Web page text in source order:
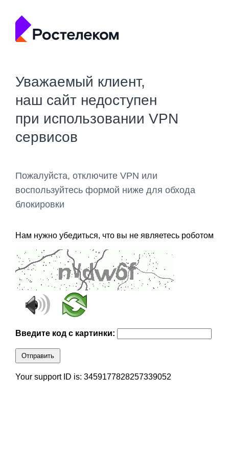
Уважаемый клиент,
наш сайт недоступен
при использовании VPN
сервисов
Пожалуйста, отключите VPN или
воспользуйтесь формой ниже для обхода
блокировки
Нам нужно убедиться, что вы не являетесь роботом
Введите код с картинки:
Отправить
Your support ID is: 3459177828257339052